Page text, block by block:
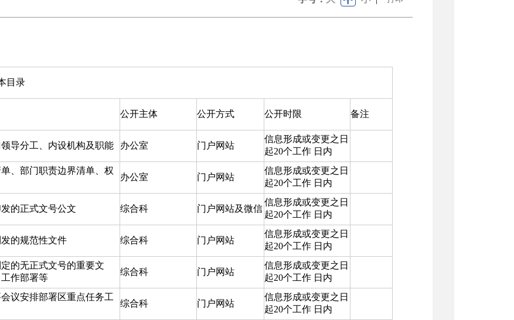
目录
公开主体 公开方式 公开时限 备注
导分工、内设机构及职能 办公室 门户网站
信息形成或变更之日
起20个工作 日内
、部门职责边界清单、权
办公室 门户网站
信息形成或变更之日
起20个工作 日内
的正式文号公文 综合科 门户网站及微信
信息形成或变更之日
起20个工作 日内
的规范性文件 综合科 门户网站
信息形成或变更之日
起20个工作 日内
的无正式文号的重要文
作部署等
综合科 门户网站
信息形成或变更之日
起20个工作 日内
议安排部署区重点任务工
综合科 门户网站
信息形成或变更之日
起20个工作 日内